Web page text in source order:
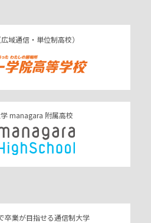
域通信・単位制高校）
managara 附属高校
卒業が目指せる通信制大学